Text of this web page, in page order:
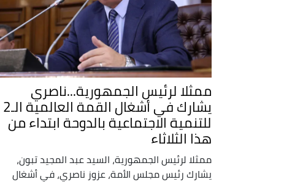
ممثلا لرئيس الجمهورية...ناصري
يشارك في أشغال القمة العالمية الـ2
للتنمية الاجتماعية بالدوحة ابتداء من
هذا الثلاثاء
ممثلا لرئيس الجمهورية، السيد عبد المجيد تبون،
يشارك رئيس مجلس الأمة، عزوز ناصري، في أشغال